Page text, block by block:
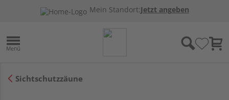
Mein Standort:Jetzt angeben
Sichtschutzzäune